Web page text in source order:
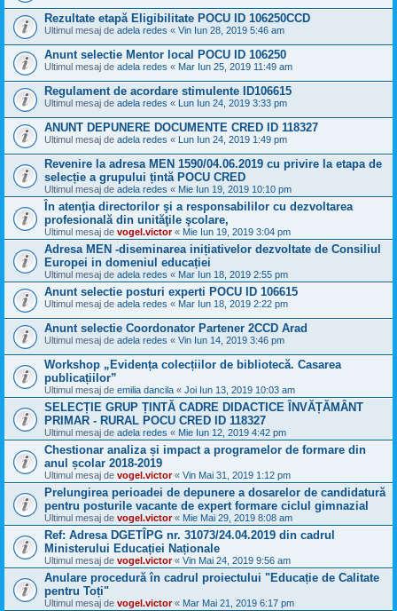
Rezultate etapă Eligibilitate POCU ID 106250CCD
Ultimul mesaj de adela redes « Vin Iun 28, 2019 5:46 am
Anunt selectie Mentor local POCU ID 106250
Ultimul mesaj de adela redes « Mar Iun 25, 2019 11:49 am
Regulament de acordare stimulente ID106615
Ultimul mesaj de adela redes « Lun Iun 24, 2019 3:33 pm
ANUNT DEPUNERE DOCUMENTE CRED ID 118327
Ultimul mesaj de adela redes « Lun Iun 24, 2019 1:49 pm
Revenire la adresa MEN 1590/04.06.2019 cu privire la etapa de
selecție a grupului țintă POCU CRED
Ultimul mesaj de adela redes « Mie Iun 19, 2019 10:10 pm
În atenţia directorilor şi a responsabililor cu dezvoltarea
profesională din unităţile şcolare,
Ultimul mesaj de vogel.victor« Mie Iun 19, 2019 3:04 pm
Adresa MEN -diseminarea inițiativelor dezvoltate de Consiliul
Europei in domeniul educației
Ultimul mesaj de adela redes « Mar Iun 18, 2019 2:55 pm
Anunt selectie posturi experti POCU ID 106615
Ultimul mesaj de adela redes « Mar Iun 18, 2019 2:22 pm
Anunt selectie Coordonator Partener 2CCD Arad
Ultimul mesaj de adela redes « Vin Iun 14, 2019 3:46 pm
Workshop „Evidența colecțiilor de bibliotecă. Casarea
publicațiilor”
Ultimul mesaj de emilia dancila « Joi Iun 13, 2019 10:03 am
SELECȚIE GRUP ȚINTĂ CADRE DIDACTICE ÎNVĂȚĂMÂNT
PRIMAR - RURAL POCU CRED ID 118327
Ultimul mesaj de adela redes « Mie Iun 12, 2019 4:42 pm
Chestionar analiza și impact a programelor de formare din
anul școlar 2018-2019
Ultimul mesaj de vogel.victor« Vin Mai 31, 2019 1:12 pm
Prelungirea perioadei de depunere a dosarelor de candidatură
pentru posturile vacante de expert formare ciclul gimnazial
Ultimul mesaj de vogel.victor« Mie Mai 29, 2019 8:08 am
Ref: Adresa DGETÎPG nr. 31073/24.04.2019 din cadrul
Ministerului Educației Naționale
Ultimul mesaj de vogel.victor« Vin Mai 24, 2019 9:56 am
Anulare procedură în cadrul proiectului "Educație de Calitate
pentru Toți"
Ultimul mesaj de vogel.victor« Mar Mai 21, 2019 6:17 pm